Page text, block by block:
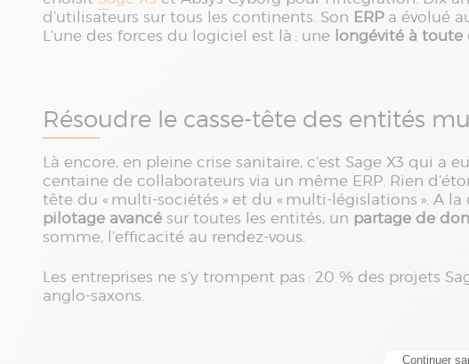
d’utilisateurs sur tous les continents. Son ERPa évolué
L’une des forces du logiciel est là : une longévité à
Résoudre le casse-tête des entités
Là encore, en pleine crise sanitaire, c’est Sage X3 qui a
centaine de collaborateurs via un même ERP. Rien
tête du « multi-sociétés » et du « multi-législations ». A
pilotage avancé sur toutes les entités, un partage de
somme, l’efficacité au rendez-vous.
Les entreprises ne s’y trompent pas : 20 % des projets
anglo-saxons.